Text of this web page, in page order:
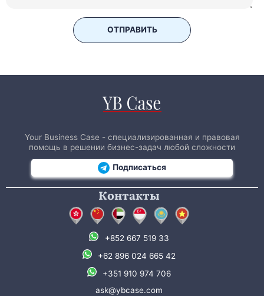
ОТПРАВИТЬ
Your Business Case - специализированная и правовая
помощь в решении бизнес-задач любой сложности
Подписаться
Контакты
+852 667 519 33
+62 896 024 665 42
+351 910 974 706
ask@ybcase.com